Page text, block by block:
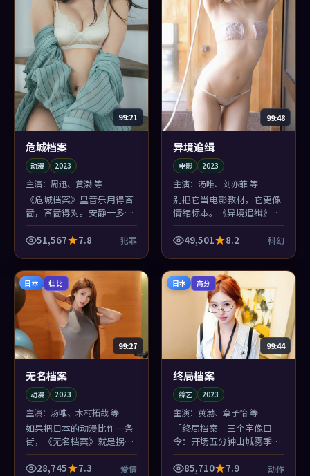
99:21
危城档案
动漫 2023
主演： 周迅、黄渤 等
《危城档案》里音乐用得吝
啬，吝啬得对。安静一多，
黄渤的呼吸声都像剧情——
这是犯罪片里少见的「听觉
51,567 7.8 犯罪
99:48
异境追缉
电影 2023
主演：汤唯、刘亦菲 等
别把它当电影教材，它更像
情绪标本。《异境追缉》把
执念切片染色，放在旧公寓
天台的显微镜下——刘亦菲
49,501 8.2 科幻
日本 杜比
99:27
无名档案
动漫 2023
主演： 汤唯、木村拓哉 等
如果把日本的动漫比作一条
街，《无名档案》就是拐角
那家灯不亮却排队的小店
——爱情味冲，木村拓哉与
28,745 7.3 爱情
日本 高分
99:44
终局档案
综艺 2023
主演：黄渤、章子怡 等
「终局档案」三个字像口
令：开场五分钟山城雾季的
质感一立住，后面再怎么
飞，观众也愿意跟着郭帆一
85,710 7.9 动作